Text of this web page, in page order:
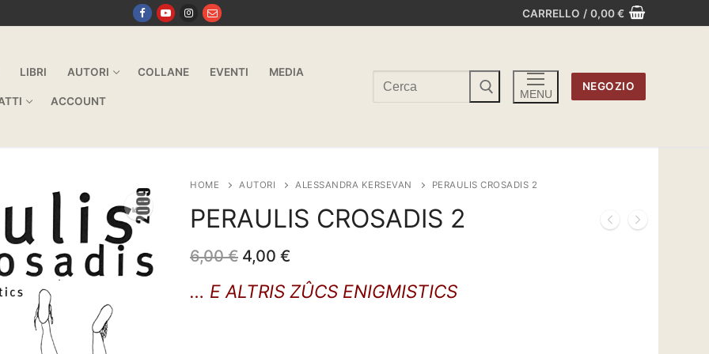
CARRELLO / 0,00€
LIBRI AUTORI COLLANE EVENTI MEDIA
ACCOUNT
Cerca:
MENU
NEGOZIO
HOME AUTORI ALESSANDRA KERSEVAN PERAULIS CROSADIS 2
PERAULIS CROSADIS 2
6,00€ Il
prezzo
originale
era:
4,00 €
attuale
è:
… E ALTRIS ZÛCS ENIGMISTICS